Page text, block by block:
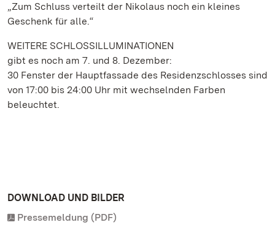
„Zum Schluss verteilt der Nikolaus noch ein kleines
Geschenk für alle.“
WEITERE SCHLOSSILLUMINATIONEN
gibt es noch am 7. und 8. Dezember:
30 Fenster der Hauptfassade des Residenzschlosses sind
von 17:00 bis 24:00 Uhr mit wechselnden Farben
beleuchtet.
DOWNLOAD UND BILDER
Pressemeldung (PDF)